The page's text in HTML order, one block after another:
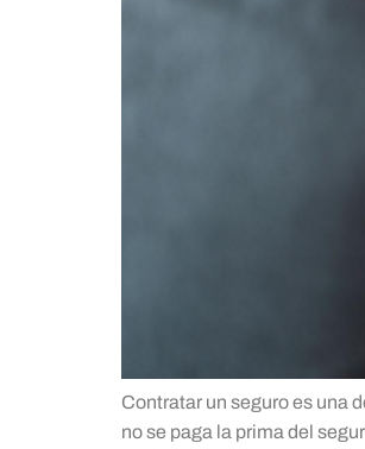
Contratar un seguro es una
no se paga la prima del